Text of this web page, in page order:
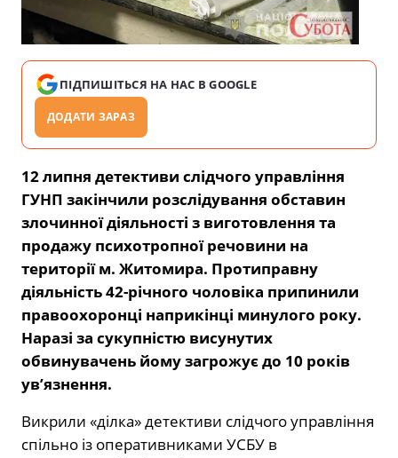
ПІДПИШІТЬСЯ НА НАС В GOOGLE
ДОДАТИ ЗАРАЗ
12 липня детективи слідчого управління
ГУНП закінчили розслідування обставин
злочинної діяльності з виготовлення та
продажу психотропної речовини на
території м. Житомира. Протиправну
діяльність 42-річного чоловіка припинили
правоохоронці наприкінці минулого року.
Наразі за сукупністю висунутих
обвинувачень йому загрожує до 10 років
ув’язнення.
Викрили «ділка» детективи слідчого управління
спільно із оперативниками УСБУ в